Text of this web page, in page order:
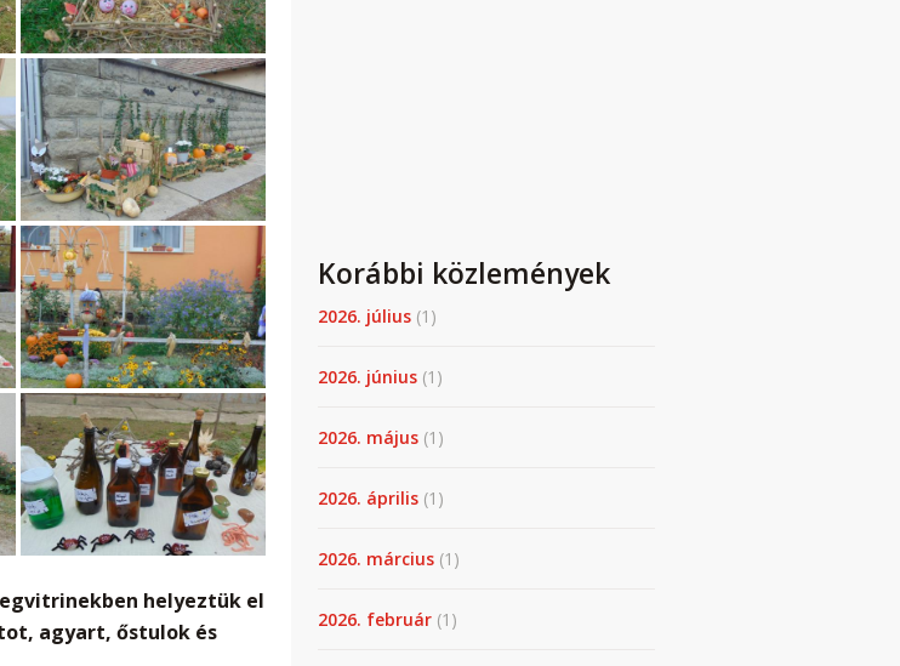
helyeztük el
agyart, őstulok és
Korábbi közlemények
2026. július (1)
2026. június (1)
2026. május (1)
2026. április (1)
2026. március (1)
2026. február (1)